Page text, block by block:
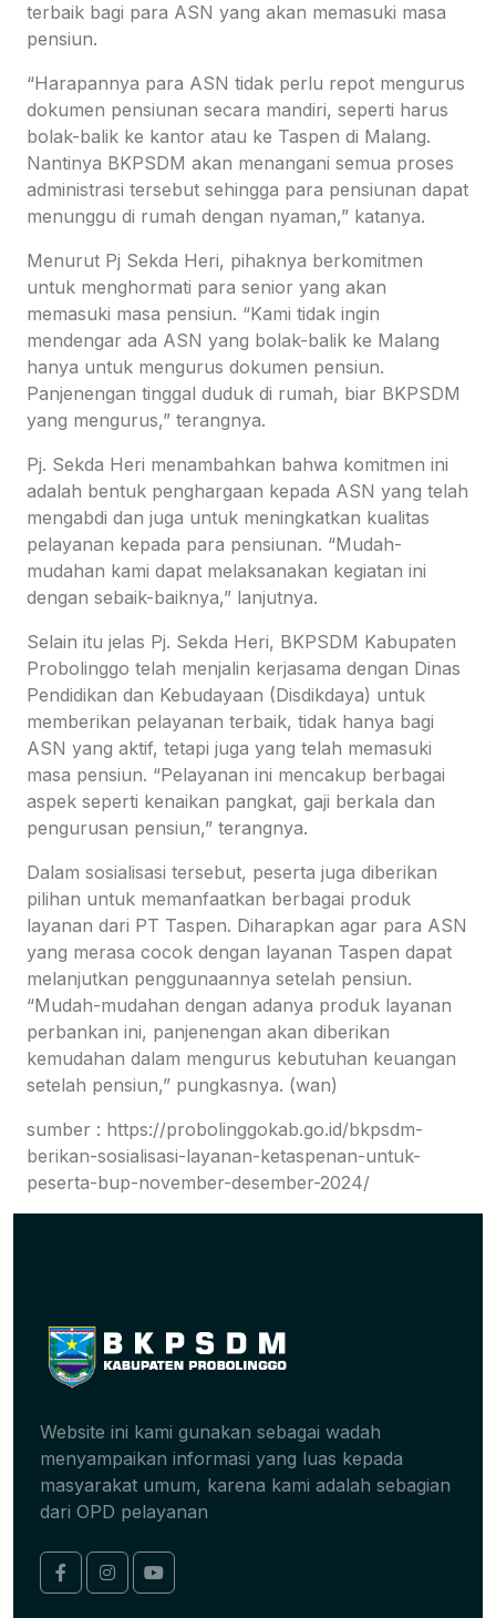
terbaik bagi para ASN yang akan memasuki masa
pensiun.
“Harapannya para ASN tidak perlu repot mengurus
dokumen pensiunan secara mandiri, seperti harus
bolak-balik ke kantor atau ke Taspen di Malang.
Nantinya BKPSDM akan menangani semua proses
administrasi tersebut sehingga para pensiunan dapat
menunggu di rumah dengan nyaman,” katanya.
Menurut Pj Sekda Heri, pihaknya berkomitmen
untuk menghormati para senior yang akan
memasuki masa pensiun. “Kami tidak ingin
mendengar ada ASN yang bolak-balik ke Malang
hanya untuk mengurus dokumen pensiun.
Panjenengan tinggal duduk di rumah, biar BKPSDM
yang mengurus,” terangnya.
Pj. Sekda Heri menambahkan bahwa komitmen ini
adalah bentuk penghargaan kepada ASN yang telah
mengabdi dan juga untuk meningkatkan kualitas
pelayanan kepada para pensiunan. “Mudah-
mudahan kami dapat melaksanakan kegiatan ini
dengan sebaik-baiknya,” lanjutnya.
Selain itu jelas Pj. Sekda Heri, BKPSDM Kabupaten
Probolinggo telah menjalin kerjasama dengan Dinas
Pendidikan dan Kebudayaan (Disdikdaya) untuk
memberikan pelayanan terbaik, tidak hanya bagi
ASN yang aktif, tetapi juga yang telah memasuki
masa pensiun. “Pelayanan ini mencakup berbagai
aspek seperti kenaikan pangkat, gaji berkala dan
pengurusan pensiun,” terangnya.
Dalam sosialisasi tersebut, peserta juga diberikan
pilihan untuk memanfaatkan berbagai produk
layanan dari PT Taspen. Diharapkan agar para ASN
yang merasa cocok dengan layanan Taspen dapat
melanjutkan penggunaannya setelah pensiun.
“Mudah-mudahan dengan adanya produk layanan
perbankan ini, panjenengan akan diberikan
kemudahan dalam mengurus kebutuhan keuangan
setelah pensiun,” pungkasnya. (wan)
sumber : https://probolinggokab.go.id/bkpsdm-
berikan-sosialisasi-layanan-ketaspenan-untuk-
peserta-bup-november-desember-2024/
Website ini kami gunakan sebagai wadah
menyampaikan informasi yang luas kepada
masyarakat umum, karena kami adalah sebagian
dari OPD pelayanan